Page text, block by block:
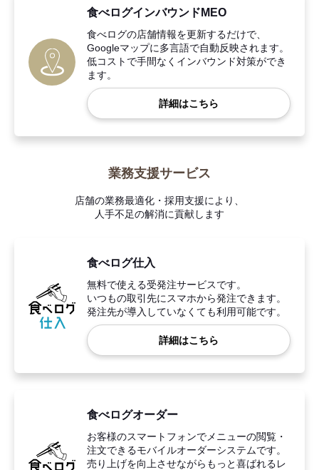
食べログインバウンドMEO
食べログの店舗情報を更新するだけで、
Googleマップに多言語で自動反映されます。
低コストで手間なくインバウンド対策ができ
ます。
詳細はこちら
業務支援サービス
店舗の業務最適化・採用支援により、
人手不足の解消に貢献します
食べログ仕入
無料で使える受発注サービスです。
いつもの取引先にスマホから発注できます。
発注先が導入していなくても利用可能です。
詳細はこちら
食べログオーダー
お客様のスマートフォンでメニューの閲覧・
注文できるモバイルオーダーシステムです。
売り上げを向上させながらもっと喜ばれるレ